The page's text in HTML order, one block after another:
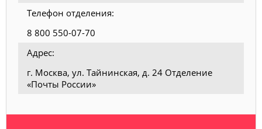
Телефон отделения:
8 800 550-07-70
Адрес:
г. Москва, ул. Тайнинская, д. 24 Отделение
«Почты России»